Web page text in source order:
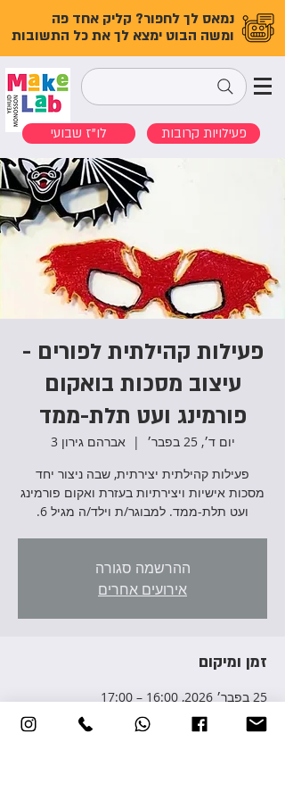
נמאס לך לחפור? קליק אחד פה
ומשה הבוט ימצא לך את כל התשובות
לו"ז שבועי פעילויות קרובות
פעילות קהילתית לפורים -
עיצוב מסכות בואקום
פורמינג ועט תלת-ממד
יום ד׳, 25 בפבר׳
  |
אברהם גירון 3
פעילות קהילתית יצירתית, שבה ניצור יחד
מסכות אישיות ויצירתיות בעזרת ואקום פורמינג
ועט תלת-ממד. למבוגר/ת וילד/ה מגיל 6.
ההרשמה סגורה
אירועים אחרים
זמן ומיקום
25 בפבר׳ 2026, 16:00 – 17:00
אברהם גירון 3, אברהם גירון 3, יהוד מונוסון,
ישראל